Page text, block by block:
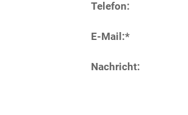
Telefon:
E-Mail:*
Nachricht: